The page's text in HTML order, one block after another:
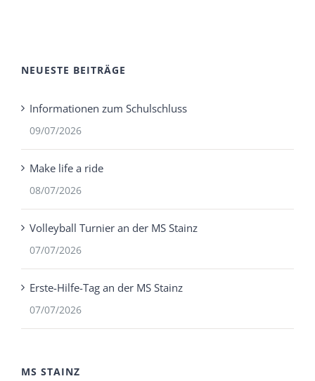
NEUESTE BEITRÄGE
Informationen zum Schulschluss
09/07/2026
Make life a ride
08/07/2026
Volleyball Turnier an der MS Stainz
07/07/2026
Erste-Hilfe-Tag an der MS Stainz
07/07/2026
MS STAINZ